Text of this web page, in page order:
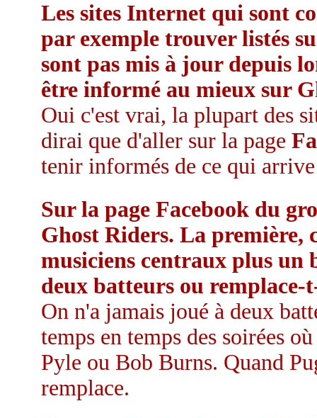
Les sites Internet qui sont
par exemple trouver listés
sont pas mis à jour depuis
être informé au mieux sur
Oui c'est vrai, la plupart des
dirai que d'aller sur la page
tenir informés de ce qui
Sur la page Facebook du
Ghost Riders. La première,
musiciens centraux plus un
deux batteurs ou remplace-
On n'a jamais joué à deux
temps en temps des soirées
Pyle ou Bob Burns. Quand
remplace.